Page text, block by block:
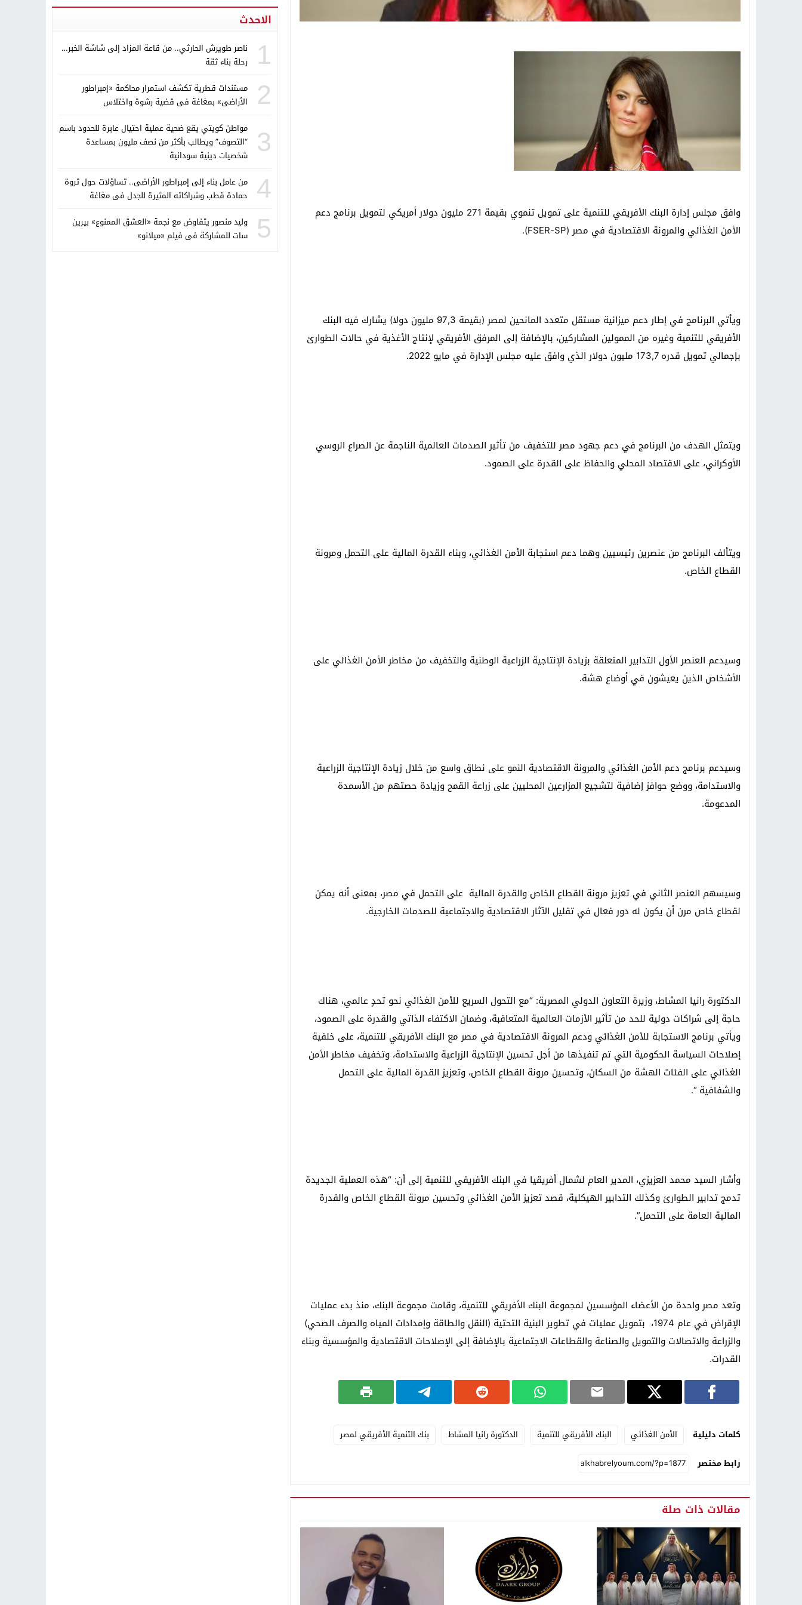
وافق مجلس إدارة البنك الأفريقي للتنمية على تمويل تنموي بقيمة 271 مليون دولار أمريكي لتمويل برنامج دعم
الأمن الغذائي والمرونة الاقتصادية في مصر (FSER-SP).
ويأتي البرنامج في إطار دعم ميزانية مستقل متعدد المانحين لمصر (بقيمة 97,3 مليون دولا) يشارك فيه البنك
الأفريقي للتنمية وغيره من الممولين المشاركين، بالإضافة إلى المرفق الأفريقي لإنتاج الأغذية في حالات الطوارئ
بإجمالي تمويل قدره 173,7 مليون دولار الذي وافق عليه مجلس الإدارة في مايو 2022.
ويتمثل الهدف من البرنامج في دعم جهود مصر للتخفيف من تأثير الصدمات العالمية الناجمة عن الصراع الروسي
الأوكراني، على الاقتصاد المحلي والحفاظ على القدرة على الصمود.
ويتألف البرنامج من عنصرين رئيسيين وهما دعم استجابة الأمن الغذائي، وبناء القدرة المالية على التحمل ومرونة
القطاع الخاص.
وسيدعم العنصر الأول التدابير المتعلقة بزيادة الإنتاجية الزراعية الوطنية والتخفيف من مخاطر الأمن الغذائي على
الأشخاص الذين يعيشون في أوضاع هشة.
وسيدعم برنامج دعم الأمن الغذائي والمرونة الاقتصادية النمو على نطاق واسع من خلال زيادة الإنتاجية الزراعية
والاستدامة، ووضع حوافز إضافية لتشجيع المزارعين المحليين على زراعة القمح وزيادة حصتهم من الأسمدة
المدعومة.
وسيسهم العنصر الثاني في تعزيز مرونة القطاع الخاص والقدرة المالية على التحمل في مصر، بمعنى أنه يمكن
لقطاع خاص مرن أن يكون له دور فعال في تقليل الآثار الاقتصادية والاجتماعية للصدمات الخارجية.
الدكتورة رانيا المشاط، وزيرة التعاون الدولي المصرية: “مع التحول السريع للأمن الغذائي نحو تحدٍ عالمي، هناك
حاجة إلى شراكات دولية للحد من تأثير الأزمات العالمية المتعاقبة، وضمان الاكتفاء الذاتي والقدرة على الصمود،
ويأتي برنامج الاستجابة للأمن الغذائي ودعم المرونة الاقتصادية في مصر مع البنك الأفريقي للتنمية، على خلفية
إصلاحات السياسة الحكومية التي تم تنفيذها من أجل تحسين الإنتاجية الزراعية والاستدامة، وتخفيف مخاطر الأمن
الغذائي على الفئات الهشة من السكان، وتحسين مرونة القطاع الخاص، وتعزيز القدرة المالية على التحمل
والشفافية “.
وأشار السيد محمد العزيزي، المدير العام لشمال أفريقيا في البنك الأفريقي للتنمية إلى أن: “هذه العملية الجديدة
تدمج تدابير الطوارئ وكذلك التدابير الهيكلية، قصد تعزيز الأمن الغذائي وتحسين مرونة القطاع الخاص والقدرة
المالية العامة على التحمل”.
وتعد مصر واحدة من الأعضاء المؤسسين لمجموعة البنك الأفريقي للتنمية، وقامت مجموعة البنك، منذ بدء عمليات
الإقراض في عام 1974، بتمويل عمليات في تطوير البنية التحتية (النقل والطاقة وإمدادات المياه والصرف الصحي)
والزراعة والاتصالات والتمويل والصناعة والقطاعات الاجتماعية بالإضافة إلى الإصلاحات الاقتصادية والمؤسسية وبناء
القدرات.
كلمات دليلية الأمن الغذائي البنك الأفريقي للتنمية الدكتورة رانيا المشاط
بنك التنمية الأفريقي لمصر
رابط مختصر
مقالات ذات صلة
الاحدث
1
ناصر طويرش الحارثي.. من قاعة المزاد إلى شاشة الخبر…
رحلة بناء ثقة
2
مستندات قطرية تكشف استمرار محاكمة «إمبراطور
الأراضى» بمغاغة فى قضية رشوة واختلاس
3
مواطن كويتي يقع ضحية عملية احتيال عابرة للحدود باسم
“التصوف” ويطالب بأكثر من نصف مليون بمساعدة
شخصيات دينية سودانية
4
من عامل بناء إلى إمبراطور الأراضى.. تساؤلات حول ثروة
حمادة قطب وشراكاته المثيرة للجدل فى مغاغة
5
وليد منصور يتفاوض مع نجمة «العشق الممنوع» بيرين
سات للمشاركة فى فيلم «ميلانو»